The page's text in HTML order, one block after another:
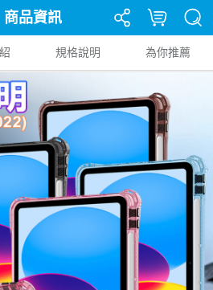
商品資訊
規格說明 為你推薦